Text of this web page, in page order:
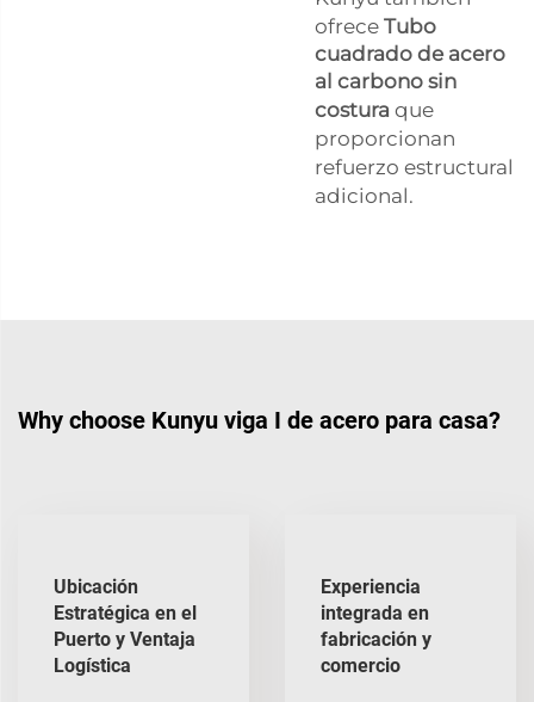
ofrece Tubo
cuadrado de acero
al carbono sin
costura que
proporcionan
refuerzo estructural
adicional.
Why choose Kunyu viga I de acero para casa?
Ubicación
Estratégica en el
Puerto y Ventaja
Logística
Experiencia
integrada en
fabricación y
comercio